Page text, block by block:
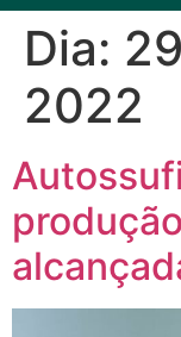
Dia:
2022